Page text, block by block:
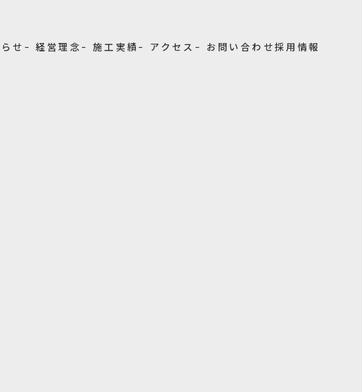
せ − 経営理念 − 施工実績 − アクセス − お問い合わせ採用情報